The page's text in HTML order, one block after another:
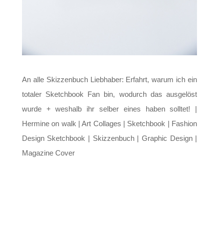
An alle Skizzenbuch Liebhaber: Erfahrt, warum ich ein
totaler Sketchbook Fan bin, wodurch das ausgelöst
wurde + weshalb ihr selber eines haben solltet! |
Hermine on walk | Art Collages | Sketchbook | Fashion
Design Sketchbook | Skizzenbuch | Graphic Design |
Magazine Cover